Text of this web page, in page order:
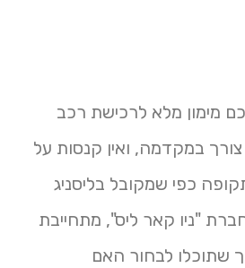
מימון מלא לרכישת רכב
במקדמה, ואין קנסות על
כפי שמקובל בליסניג
"ניו קאר ליס", מתחייבת
שתוכלו לבחור האם